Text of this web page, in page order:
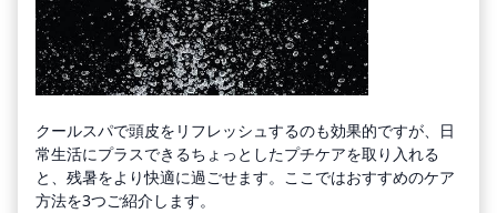
クールスパで頭皮をリフレッシュするのも効果的ですが、日
常生活にプラスできるちょっとしたプチケアを取り入れる
と、残暑をより快適に過ごせます。ここではおすすめのケア
方法を3つご紹介します。